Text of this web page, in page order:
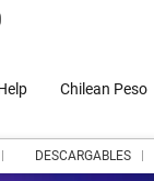
Chilean Peso
DESCARGABLES